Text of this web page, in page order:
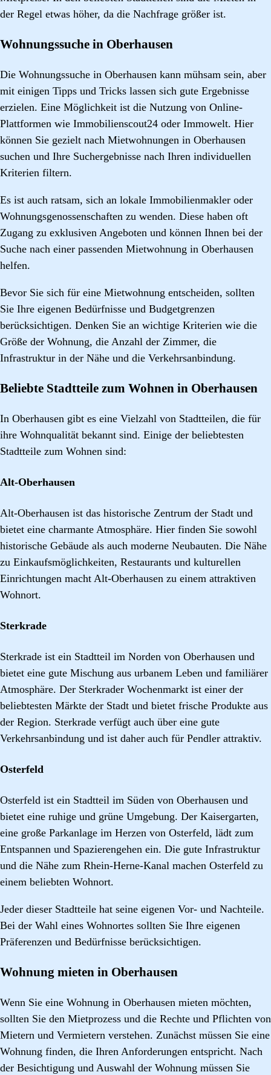
der Regel etwas höher, da die Nachfrage größer ist.
Wohnungssuche in Oberhausen
Die Wohnungssuche in Oberhausen kann mühsam sein, aber
mit einigen Tipps und Tricks lassen sich gute Ergebnisse
erzielen. Eine Möglichkeit ist die Nutzung von Online-
Plattformen wie Immobilienscout24 oder Immowelt. Hier
können Sie gezielt nach Mietwohnungen in Oberhausen
suchen und Ihre Suchergebnisse nach Ihren individuellen
Kriterien filtern.
Es ist auch ratsam, sich an lokale Immobilienmakler oder
Wohnungsgenossenschaften zu wenden. Diese haben oft
Zugang zu exklusiven Angeboten und können Ihnen bei der
Suche nach einer passenden Mietwohnung in Oberhausen
helfen.
Bevor Sie sich für eine Mietwohnung entscheiden, sollten
Sie Ihre eigenen Bedürfnisse und Budgetgrenzen
berücksichtigen. Denken Sie an wichtige Kriterien wie die
Größe der Wohnung, die Anzahl der Zimmer, die
Infrastruktur in der Nähe und die Verkehrsanbindung.
Beliebte Stadtteile zum Wohnen in Oberhausen
In Oberhausen gibt es eine Vielzahl von Stadtteilen, die für
ihre Wohnqualität bekannt sind. Einige der beliebtesten
Stadtteile zum Wohnen sind:
Alt-Oberhausen
Alt-Oberhausen ist das historische Zentrum der Stadt und
bietet eine charmante Atmosphäre. Hier finden Sie sowohl
historische Gebäude als auch moderne Neubauten. Die Nähe
zu Einkaufsmöglichkeiten, Restaurants und kulturellen
Einrichtungen macht Alt-Oberhausen zu einem attraktiven
Wohnort.
Sterkrade
Sterkrade ist ein Stadtteil im Norden von Oberhausen und
bietet eine gute Mischung aus urbanem Leben und familiärer
Atmosphäre. Der Sterkrader Wochenmarkt ist einer der
beliebtesten Märkte der Stadt und bietet frische Produkte aus
der Region. Sterkrade verfügt auch über eine gute
Verkehrsanbindung und ist daher auch für Pendler attraktiv.
Osterfeld
Osterfeld ist ein Stadtteil im Süden von Oberhausen und
bietet eine ruhige und grüne Umgebung. Der Kaisergarten,
eine große Parkanlage im Herzen von Osterfeld, lädt zum
Entspannen und Spazierengehen ein. Die gute Infrastruktur
und die Nähe zum Rhein-Herne-Kanal machen Osterfeld zu
einem beliebten Wohnort.
Jeder dieser Stadtteile hat seine eigenen Vor- und Nachteile.
Bei der Wahl eines Wohnortes sollten Sie Ihre eigenen
Präferenzen und Bedürfnisse berücksichtigen.
Wohnung mieten in Oberhausen
Wenn Sie eine Wohnung in Oberhausen mieten möchten,
sollten Sie den Mietprozess und die Rechte und Pflichten von
Mietern und Vermietern verstehen. Zunächst müssen Sie eine
Wohnung finden, die Ihren Anforderungen entspricht. Nach
der Besichtigung und Auswahl der Wohnung müssen Sie